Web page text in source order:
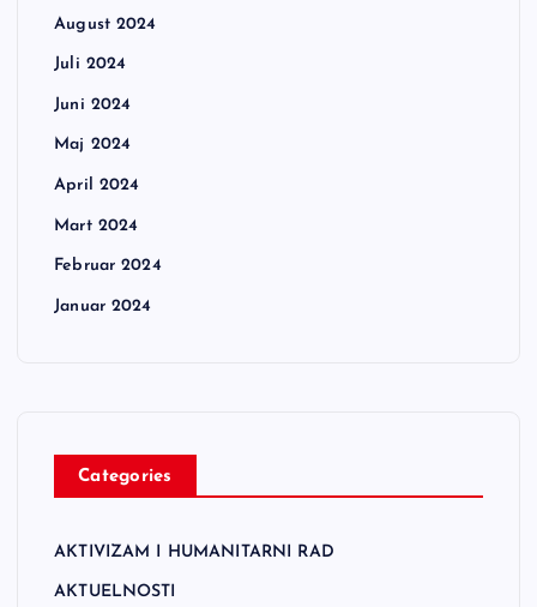
August 2024
Juli 2024
Juni 2024
Maj 2024
April 2024
Mart 2024
Februar 2024
Januar 2024
Categories
AKTIVIZAM I HUMANITARNI RAD
AKTUELNOSTI